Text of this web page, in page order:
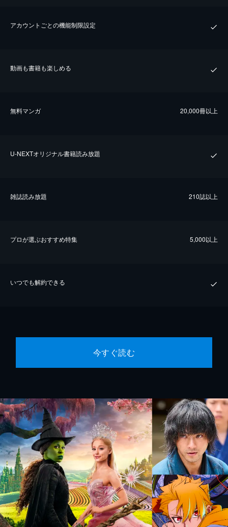
アカウントごとの機能制限設定
動画も書籍も楽しめる
無料マンガ 20,000冊以上
U-NEXTオリジナル書籍読み放題
雑誌読み放題 210誌以上
プロが選ぶおすすめ特集 5,000以上
いつでも解約できる
今すぐ読む